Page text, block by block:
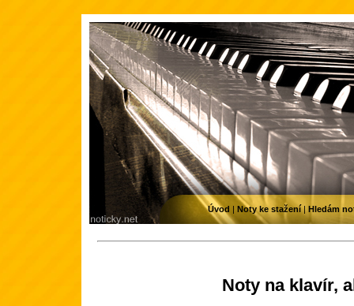
Noty na klavír,
Úvod | Noty ke stažení| Hledám